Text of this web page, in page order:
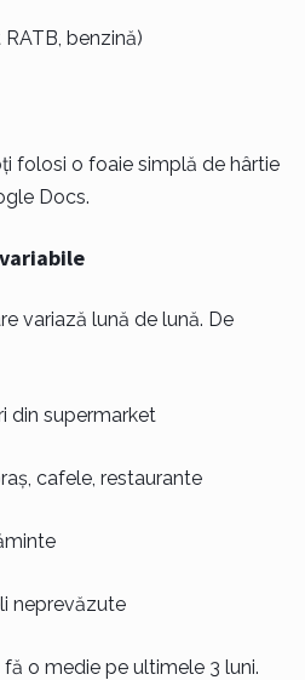
benzină)
folosi o foaie simplă de hârtie
Docs.
variază lună de lună. De
din supermarket
cafele, restaurante
neprevăzute
o medie pe ultimele 3 luni.